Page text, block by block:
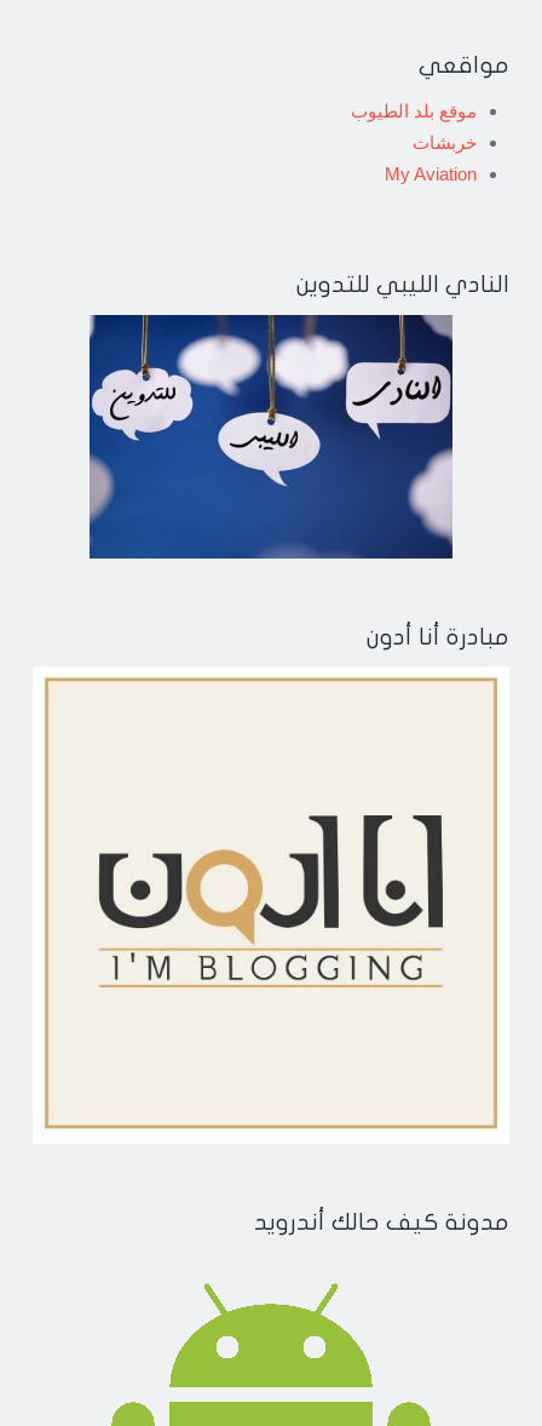
مواقعي
موقع بلد الطيوب
خربشات
My Aviation
النادي الليبي للتدوين
مبادرة أنا أدون
مدونة كيف حالك أندرويد